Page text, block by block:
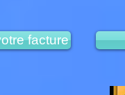
facture